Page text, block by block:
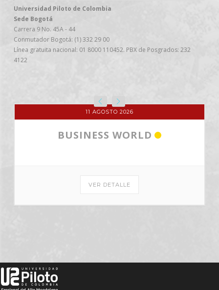
Universidad Piloto de Colombia
Sede Bogotá
Carrera 9 No. 45A - 44
Conmutador Bogotá: (1) 332 29 00
Línea gratuita nacional: 01 8000 110452. PBX de Posgrados: 232
4122
11 AGOSTO 2026
BUSINESS WORLD
VER DETALLE